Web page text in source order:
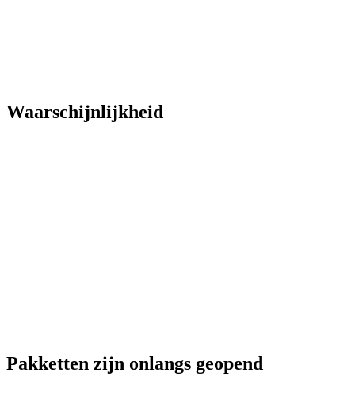
Waarschijnlijkheid
Pakketten zijn onlangs geopend